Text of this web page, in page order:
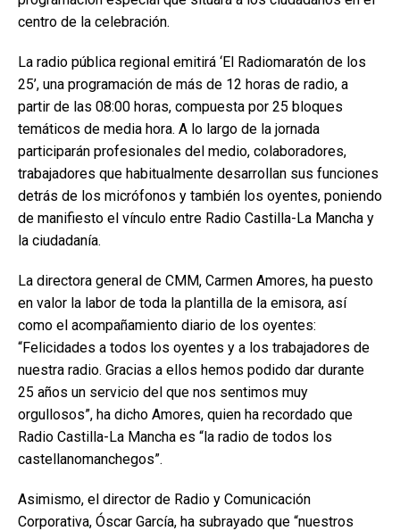
centro de la celebración.
La radio pública regional emitirá ‘El Radiomaratón de los
25’, una programación de más de 12 horas de radio, a
partir de las 08:00 horas, compuesta por 25 bloques
temáticos de media hora. A lo largo de la jornada
participarán profesionales del medio, colaboradores,
trabajadores que habitualmente desarrollan sus funciones
detrás de los micrófonos y también los oyentes, poniendo
de manifiesto el vínculo entre Radio Castilla-La Mancha y
la ciudadanía.
La directora general de CMM, Carmen Amores, ha puesto
en valor la labor de toda la plantilla de la emisora, así
como el acompañamiento diario de los oyentes:
“Felicidades a todos los oyentes y a los trabajadores de
nuestra radio. Gracias a ellos hemos podido dar durante
25 años un servicio del que nos sentimos muy
orgullosos”, ha dicho Amores, quien ha recordado que
Radio Castilla-La Mancha es “la radio de todos los
castellanomanchegos”.
Asimismo, el director de Radio y Comunicación
Corporativa, Óscar García, ha subrayado que “nuestros